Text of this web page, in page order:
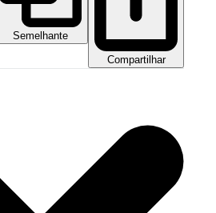
Semelhante
Compartilhar